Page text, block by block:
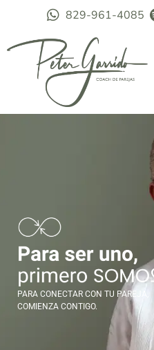
829-961-4085
PARA CONECTAR CON TU PAREJA,
COMIENZA CONTIGO.